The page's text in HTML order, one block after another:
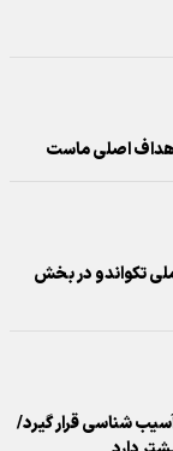
اصلی ماست
تکواندو در بخش
شناسی قرار گیرد/